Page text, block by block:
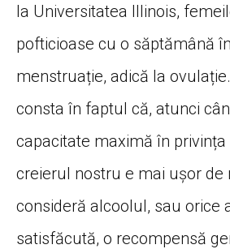
la Universitatea Illinois,
pofticioase cu o săptămână
menstruație, adică la
consta în faptul că, atunci
capacitate maximă în
creierul nostru e mai ușor de
consideră alcoolul, sau orice
satisfăcută, o recompensă